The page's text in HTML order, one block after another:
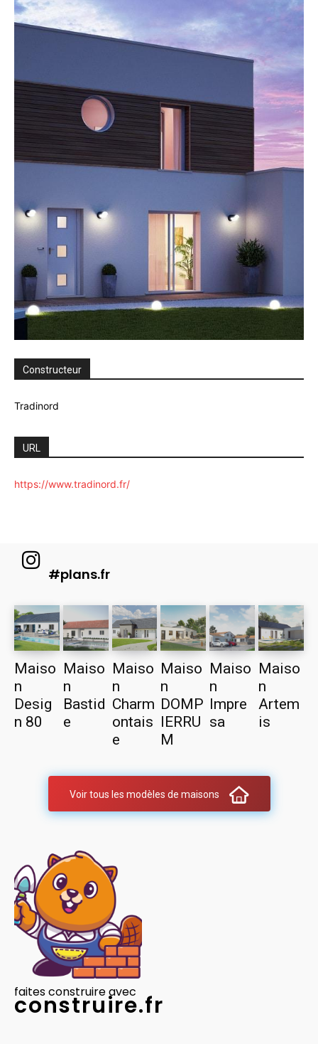
Constructeur
Tradinord
URL
https://www.tradinord.fr/
#plans.fr
Maiso
n
Desig
n 80
Maiso
n
Bastid
e
Maiso
n
Charm
ontais
e
Maiso
n
DOMP
IERRU
M
Maiso
n
Impre
sa
Maiso
n
Artem
is
Voir tous les modèles de maisons
faites construire avec
construire.fr